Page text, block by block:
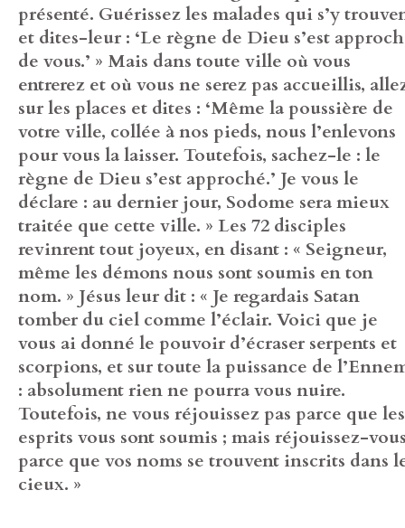
présenté. Guérissez les malades qui s’y
et dites-leur : ‘Le règne de Dieu s’est
de vous.’ » Mais dans toute ville où vous
entrerez et où vous ne serez pas accueillis,
sur les places et dites : ‘Même la poussière de
votre ville, collée à nos pieds, nous l’enlevons
pour vous la laisser. Toutefois, sachez-le : le
règne de Dieu s’est approché.’ Je vous le
déclare : au dernier jour, Sodome sera mieux
traitée que cette ville. » Les 72 disciples
revinrent tout joyeux, en disant : « Seigneur,
même les démons nous sont soumis en ton
nom. » Jésus leur dit : « Je regardais Satan
tomber du ciel comme l’éclair. Voici que je
vous ai donné le pouvoir d’écraser serpents et
scorpions, et sur toute la puissance de
: absolument rien ne pourra vous nuire.
Toutefois, ne vous réjouissez pas parce que les
esprits vous sont soumis ; mais réjouissez-
parce que vos noms se trouvent inscrits dans
cieux. »